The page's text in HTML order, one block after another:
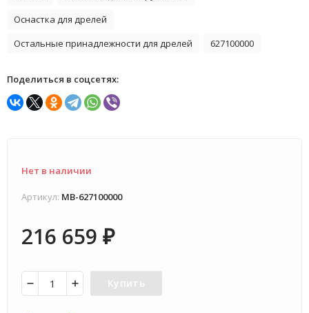
Оснастка для дрелей
Остальные принадлежности для дрелей
627100000
Поделиться в соцсетях:
Нет в наличии
Артикул: MB-627100000
216 659 ₽
Купить